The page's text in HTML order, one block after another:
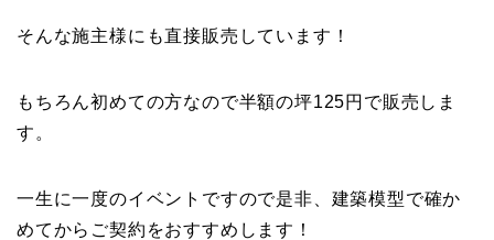
そんな施主様にも直接販売しています！
もちろん初めての方なので半額の坪125円で販売しま
す。
一生に一度のイベントですので是非、建築模型で確か
めてからご契約をおすすめします！